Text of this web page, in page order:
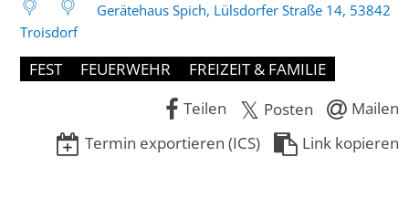
Gerätehaus Spich, Lülsdorfer Straße 14, 53842
Troisdorf
FEST FEUERWEHR
FREIZEIT & FAMILIE
Teilen
Posten
Mailen
Termin exportieren (ICS)
Link kopieren